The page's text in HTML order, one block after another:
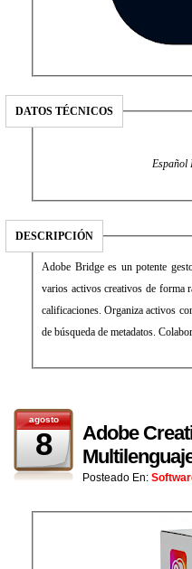
DATOS TÉCNICOS
Español
DESCRIPCIÓN
Adobe Bridge es un potente
varios activos creativos de forma
calificaciones. Organiza activos
de búsqueda de metadatos.
agosto
8
Adobe
Posteado En: